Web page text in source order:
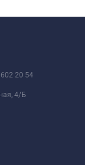
20 54
4/Б